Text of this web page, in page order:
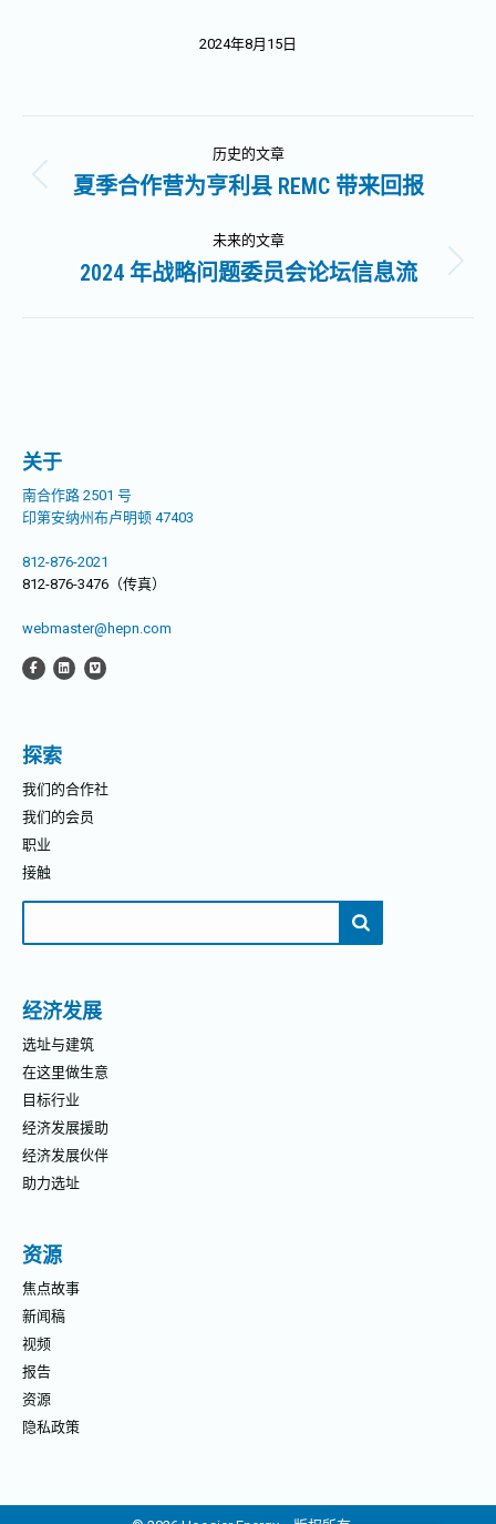
2024年8月15日
章
历史的文章
历
的
文
夏季合作营为亨利县 REMC 带来回报
未来的文章
未
2024 年战略问题委员会论坛信息流
关于
南合作路 2501 号
印第安纳州布卢明顿 47403
812-876-2021
812-876-3476（传真）
webmaster@hepn.com
探索
我们的合作社
我们的会员
职业
接触
经济发展
选址与建筑
在这里做生意
目标行业
经济发展援助
经济发展伙伴
助力选址
资源
焦点故事
新闻稿
视频
报告
资源
隐私政策